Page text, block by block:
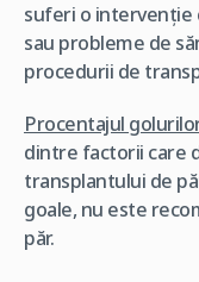
suferi o intervenție
sau probleme de
procedurii de
Procentajul
dintre factorii care
transplantului de
goale, nu este
păr.